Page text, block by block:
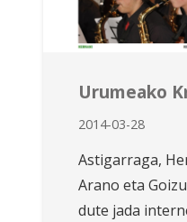
Urumeako
2014-03-28
Astigarraga,
Arano eta
dute jada